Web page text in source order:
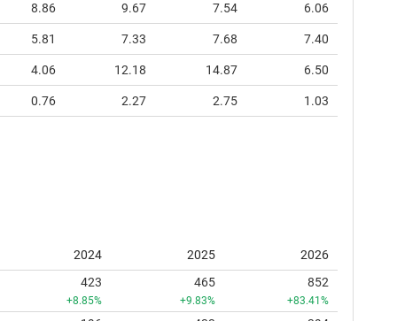
8.86 9.67 7.54 6.06
5.81 7.33 7.68 7.40
4.06 12.18 14.87 6.50
0.76 2.27 2.75 1.03
2024 2025
2026
423
+8.85%
465
+9.83%
852
+83.41%